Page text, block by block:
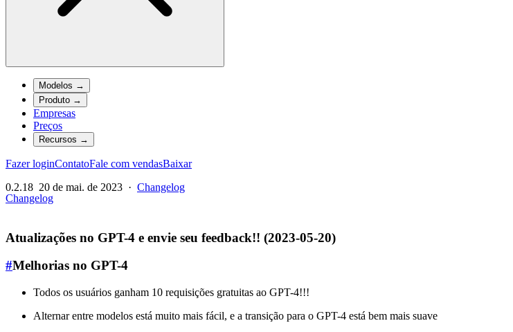
Modelos →
Produto →
Empresas
Preços
Recursos →
Fazer loginContatoFale com vendasBaixar
0.2.18 20 de mai. de 2023 · Changelog
Changelog
Atualizações no GPT-4 e envie seu feedback!! (2023-05-20)
#Melhorias no GPT-4
Todos os usuários ganham 10 requisições gratuitas ao GPT-4!!!
Alternar entre modelos está muito mais fácil, e a transição para o GPT-4 está bem mais suave